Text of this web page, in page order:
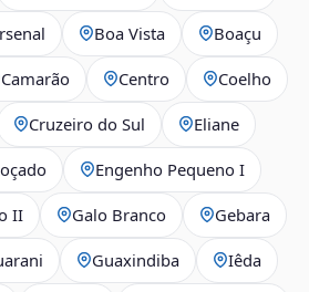
Boa Vista Boaçu
Camarão Centro Coelho
Cruzeiro do Sul Eliane
Engenho Pequeno I
II Galo Branco Gebara
Guaxindiba Iêda